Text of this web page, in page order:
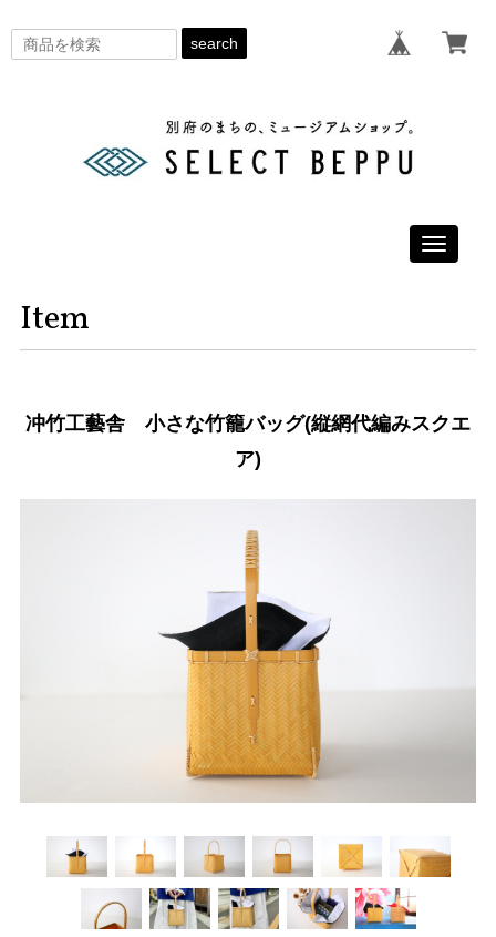
search
Toggle
Item
冲竹工藝舎 小さな竹籠バッグ(縦網代編みスクエ
ア)